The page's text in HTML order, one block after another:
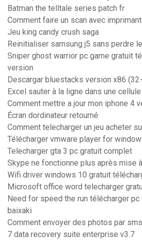
Batman the telltale series patch fr
Comment faire un scan avec
Jeu king candy crush saga
Reinitialiser samsung j5 sans perdre
Sniper ghost warrior pc game gratuit
version
Descargar bluestacks version x86
Excel sauter à la ligne dans une cellule
Comment mettre a jour mon iphone 4
Écran dordinateur retourné
Comment telecharger un jeu acheter
Télécharger vmware player for
Telecharger gta 3 pc gratuit complet
Skype ne fonctionne plus après mise
Wifi driver windows 10 gratuit
Microsoft office word telecharger
Need for speed the run télécharger
baixaki
Comment envoyer des photos par sms
7 data recovery suite enterprise v3.7